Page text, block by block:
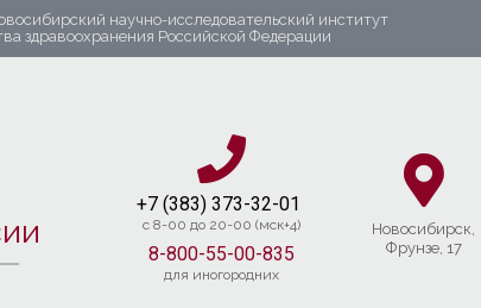
научно-исследовательский институт
здравоохранения Российской Федерации
+7 (383) 373-32-01​
c 8-00 до 20-00 (мск+4)
8-800-55-00-835
для иногородних
Новосибирcк,
Фрунзе, 17